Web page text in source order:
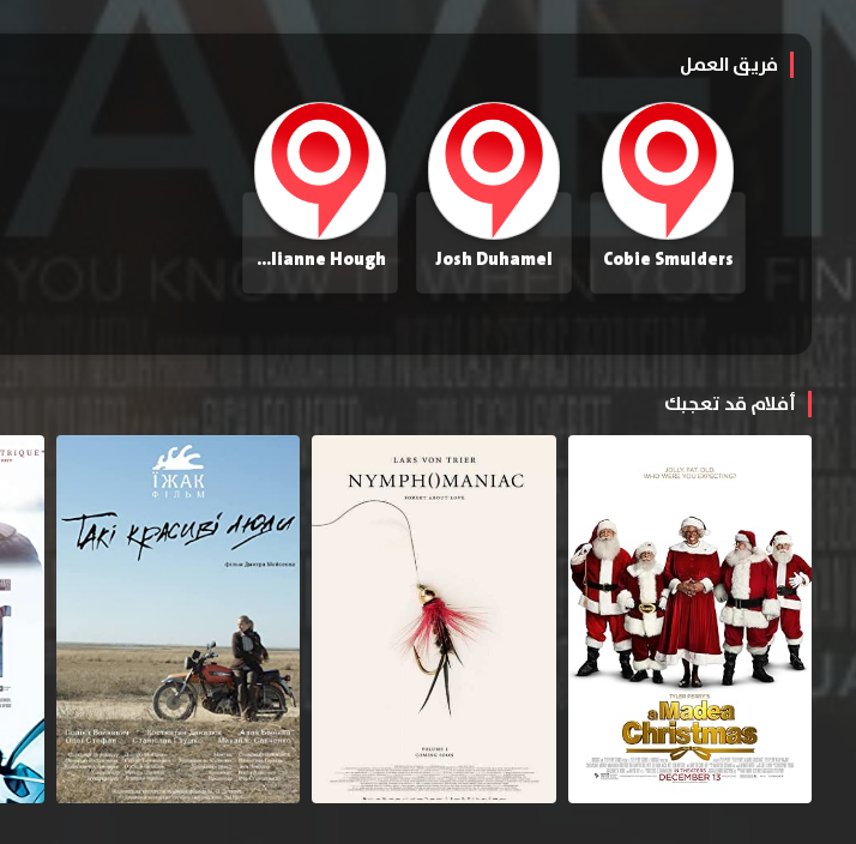
فريق العمل
Cobie Smulders
Josh Duhamel
Julianne Hough
أفلام قد تعجبك